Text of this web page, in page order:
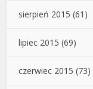
sierpień 2015 (61)
lipiec 2015 (69)
czerwiec 2015 (73)